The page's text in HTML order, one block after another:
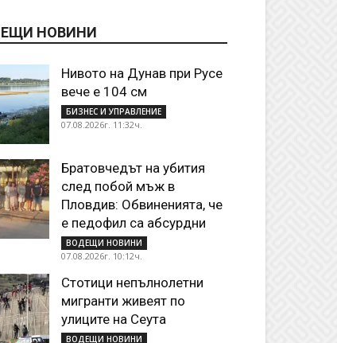
НОВИНИ
Нивото на Дунав при Русе
вече е 104 см
БИЗНЕС И УПРАВЛЕНИЕ
07.08.2026г. 11:32ч.
Братовчедът на убития
след побой мъж в
Пловдив: Обвиненията, че
е педофил са абсурдни
ВОДЕЩИ НОВИНИ
07.08.2026г. 10:12ч.
Стотици непълнолетни
мигранти живеят по
улиците на Сеута
ВОДЕЩИ НОВИНИ